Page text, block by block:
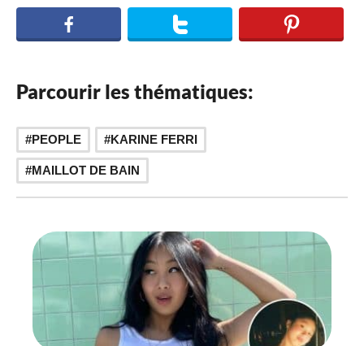
Parcourir les thématiques:
PEOPLE KARINE FERRI
MAILLOT DE BAIN